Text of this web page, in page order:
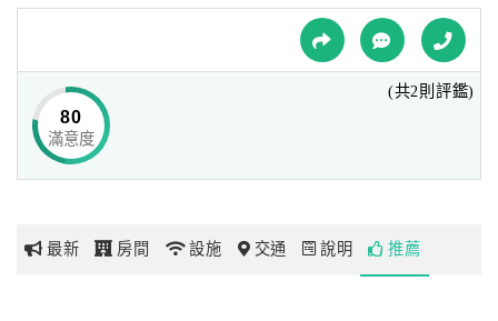
球
網
玩
回民宿烹煮喔。
80
滿意度
(共2則評鑑)
最新 房間 設施 交通 說明 推薦